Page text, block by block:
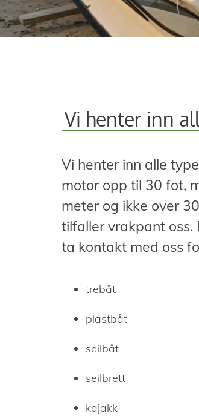
Vi henter inn
Vi henter inn alle
motor opp til 30 fot,
meter og ikke over
tilfaller vrakpant
ta kontakt med oss
trebåt
plastbåt
seilbåt
seilbrett
kajakk